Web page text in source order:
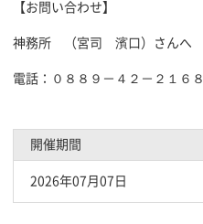
【お問い合わせ】
神務所 （宮司 濱口）さんへ
電話：０８８９－４２－２１６８
開催期間
2026年07月07日